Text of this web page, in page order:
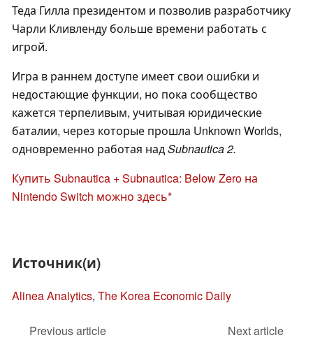
Теда Гилла президентом и позволив разработчику
Чарли Кливленду больше времени работать с
игрой.
Игра в раннем доступе имеет свои ошибки и
недостающие функции, но пока сообщество
кажется терпеливым, учитывая юридические
баталии, через которые прошла Unknown Worlds,
одновременно работая надSubnautica 2.
Купить Subnautica + Subnautica: Below Zero на
Nintendo Switch можно здесь
Источник(и)
Alinea Analytics, The Korea Economic Daily
Previous article
Next article